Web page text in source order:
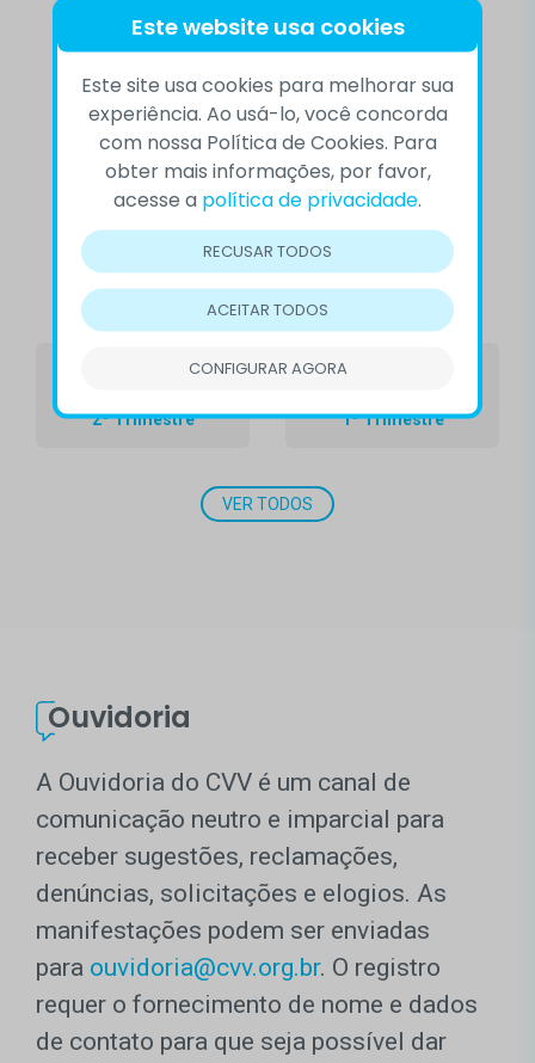
Relatórios de atividades
Veja mais informações em nossos
Relatórios de atividades nacionais:
2026
2º Trimestre 1º Trimestre
VER TODOS
Ouvidoria
A Ouvidoria do CVV é um canal de
comunicação neutro e imparcial para
receber sugestões, reclamações,
denúncias, solicitações e elogios. As
manifestações podem ser enviadas
para ouvidoria@cvv.org.br. O registro
requer o fornecimento de nome e dados
de contato para que seja possível dar
Este website usa cookies
Este site usa cookies para melhorar sua
experiência. Ao usá-lo, você concorda
com nossa Política de Cookies. Para
obter mais informações, por favor,
acesse a política de privacidade.
RECUSAR TODOS
ACEITAR TODOS
CONFIGURAR AGORA